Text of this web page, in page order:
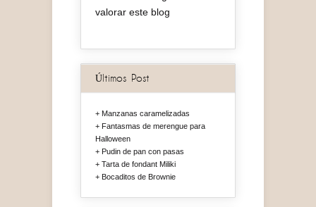
valorar este blog
Últimos Post
Manzanas caramelizadas
Fantasmas de merengue para
Halloween
Pudin de pan con pasas
Tarta de fondant Miliki
Bocaditos de Brownie